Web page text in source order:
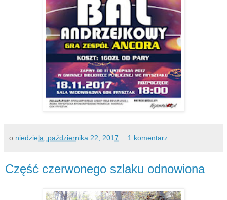
o niedziela, października 22, 2017 1 komentarz:
Część czerwonego szlaku odnowiona